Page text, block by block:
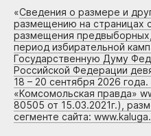
«Сведения о размере и
размещению на страницах
размещения
период избирательной
Государственную Думу
Российской Федерации
18 – 20 сентября 2026
«Комсомольская правда»
80505 от 15.03.2021г.),
сегменте сайта: